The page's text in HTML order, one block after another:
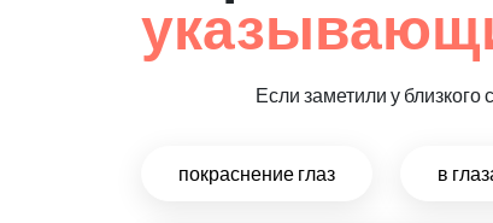
Если заметили у
покраснение глаз в